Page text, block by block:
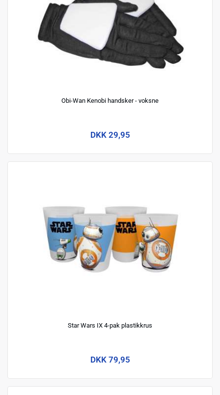
Obi-Wan Kenobi handsker - voksne
DKK 29,95
Star Wars IX 4-pak plastikkrus
DKK 79,95